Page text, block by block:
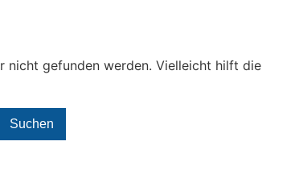
nicht gefunden werden. Vielleicht hilft die
Suchen